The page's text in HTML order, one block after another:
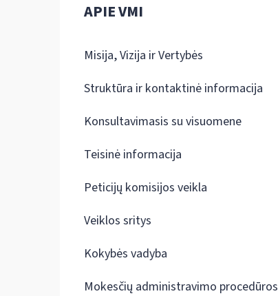
APIE VMI
Misija, Vizija ir Vertybės
Struktūra ir kontaktinė informacija
Konsultavimasis su visuomene
Teisinė informacija
Peticijų komisijos veikla
Veiklos sritys
Kokybės vadyba
Mokesčių administravimo procedūros